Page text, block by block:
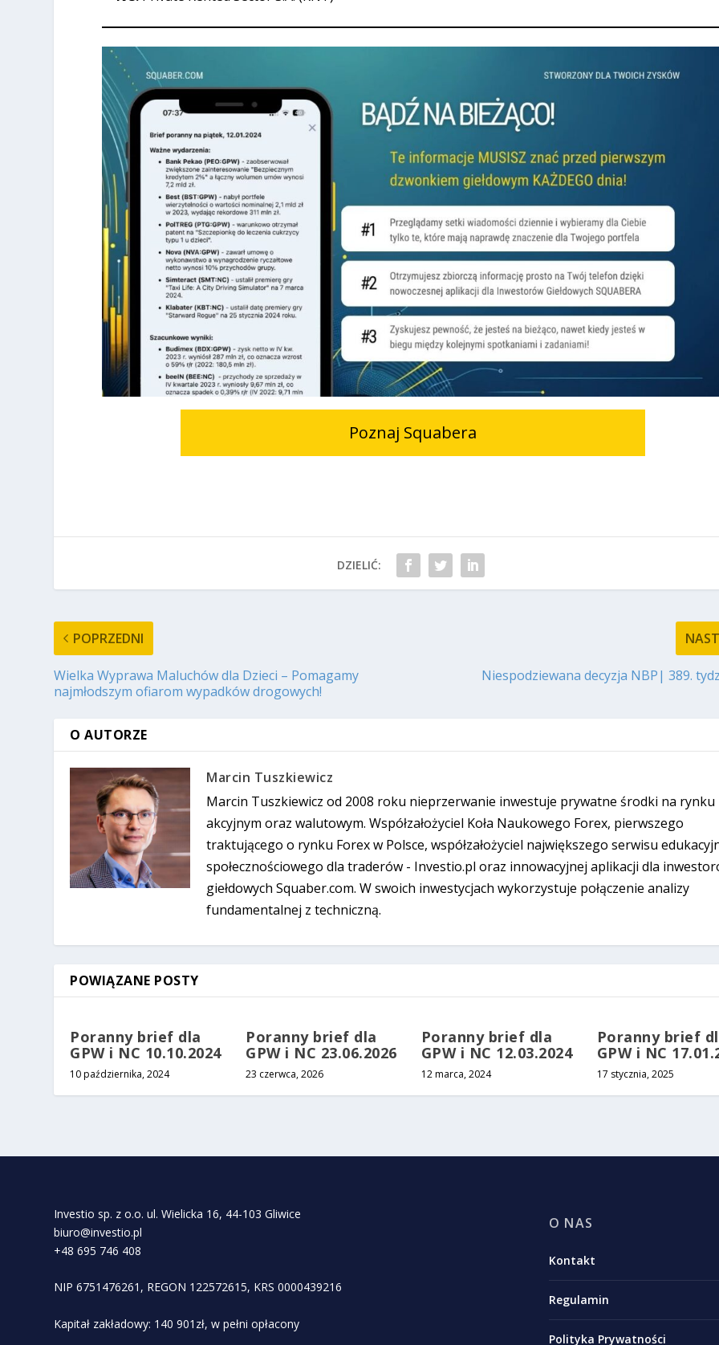
Poznaj Squabera
DZIELIĆ:
POPRZEDNI
Wielka Wyprawa Maluchów dla Dzieci – Pomagamy
najmłodszym ofiarom wypadków drogowych!
Niespodziewana decyzja NBP| 389.
O AUTORZE
Marcin Tuszkiewicz
Marcin Tuszkiewicz od 2008 roku nieprzerwanie inwestuje prywatne środki na rynku
akcyjnym oraz walutowym. Współzałożyciel Koła Naukowego Forex, pierwszego
traktującego o rynku Forex w Polsce, współzałożyciel największego serwisu
społecznościowego dla traderów - Investio.pl oraz innowacyjnej aplikacji dla
giełdowych Squaber.com. W swoich inwestycjach wykorzystuje połączenie analizy
fundamentalnej z techniczną.
POWIĄZANE POSTY
Poranny brief dla
GPW i NC 10.10.2024
10 października, 2024
Poranny brief dla
GPW i NC 23.06.2026
23 czerwca, 2026
Poranny brief dla
GPW i NC 12.03.2024
12 marca, 2024
Poranny brief
GPW i NC
17 stycznia, 2025
Investio sp. z o.o. ul. Wielicka 16, 44-103 Gliwice
biuro@investio.pl
+48 695 746 408
NIP 6751476261, REGON 122572615, KRS 0000439216
Kapitał zakładowy: 140 901zł, w pełni opłacony
O NAS
Kontakt
Regulamin
Polityka Prywatności